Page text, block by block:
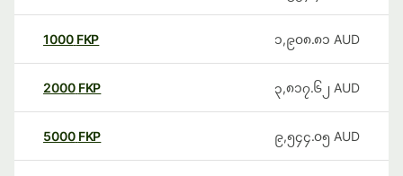
1000 FKP ၁,၉၀၈.၈၁ AUD
2000 FKP ၃,၈၁၇.၆၂ AUD
5000 FKP ၉,၅၄၄.၀၅ AUD